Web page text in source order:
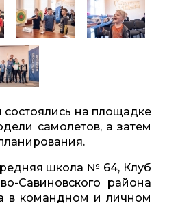
на площадке
самолетов, а затем
школа № 64, Клуб
Савиновского района
в командном и личном